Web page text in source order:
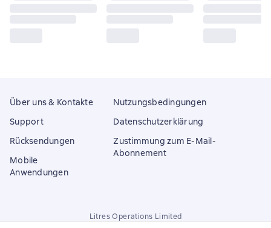
Über uns & Kontakte
Support
Rücksendungen
Mobile
Anwendungen
Nutzungsbedingungen
Datenschutzerklärung
Zustimmung zum E-Mail-
Abonnement
Litres Operations Limited